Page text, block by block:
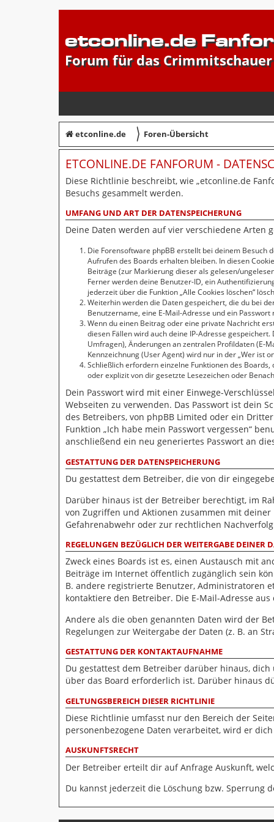
etconline.de
Forum für das
etconline.de 〉 Foren-Übersicht
ETCONLINE.DE FANFORUM -
Diese Richtlinie beschreibt, wie „etconline.de
Besuchs gesammelt werden.
UMFANG UND ART DER DATENSPEICHERUNG
Deine Daten werden auf vier verschiedene Arten
Die Forensoftware phpBB erstellt bei deinem Besuch
Aufrufen des Boards erhalten bleiben. In diesen
Beiträge (zur Markierung dieser als gelesen/
Ferner werden deine Benutzer-ID, ein
jederzeit über die Funktion „Alle Cookies löschen“
Weiterhin werden die Daten gespeichert, die du bei
Benutzername, eine E-Mail-Adresse und ein
Wenn du einen Beitrag oder eine private Nachricht
diesen Fällen wird auch deine IP-Adresse
Umfragen), Änderungen an zentralen Profildaten (E-
Kennzeichnung (User Agent) wird nur in der „Wer ist
Schließlich erfordern einzelne Funktionen des
oder explizit von dir gesetzte Lesezeichen oder
Dein Passwort wird mit einer Einwege-
Webseiten zu verwenden. Das Passwort ist dein
des Betreibers, von phpBB Limited oder ein
Funktion „Ich habe mein Passwort vergessen“
anschließend ein neu generiertes Passwort an
GESTATTUNG DER DATENSPEICHERUNG
Du gestattest dem Betreiber, die von dir
Darüber hinaus ist der Betreiber berechtigt, im
von Zugriffen und Aktionen zusammen mit
Gefahrenabwehr oder zur rechtlichen
REGELUNGEN BEZÜGLICH DER WEITERGABE DEINER
Zweck eines Boards ist es, einen Austausch mit
Beiträge im Internet öffentlich zugänglich sein
B. andere registrierte Benutzer, Administratoren
kontaktiere den Betreiber. Die E-Mail-Adresse
Andere als die oben genannten Daten wird der
Regelungen zur Weitergabe der Daten (z. B. an
GESTATTUNG DER KONTAKTAUFNAHME
Du gestattest dem Betreiber darüber hinaus,
über das Board erforderlich ist. Darüber hinaus
GELTUNGSBEREICH DIESER RICHTLINIE
Diese Richtlinie umfasst nur den Bereich der
personenbezogene Daten verarbeitet, wird er
AUSKUNFTSRECHT
Der Betreiber erteilt dir auf Anfrage Auskunft,
Du kannst jederzeit die Löschung bzw. Sperrung